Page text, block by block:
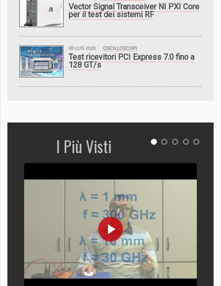
Vector Signal Transceiver NI PXI Core
per il test dei sistemi RF
08 LUG 2026 OSCILLOSCOPI
Test ricevitori PCI Express 7.0 fino a
128 GT/s
I Più Visti